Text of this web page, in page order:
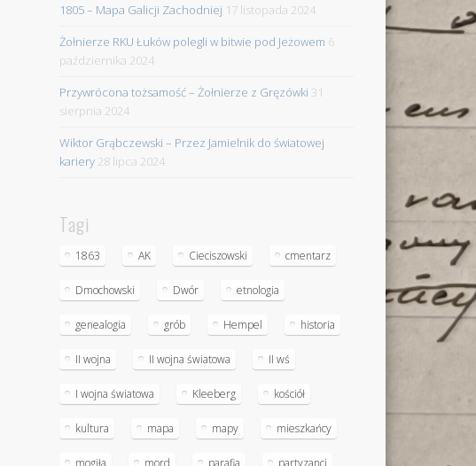
1805 – Mapa Galicji Zachodniej 17 listopada 2024
Żołnierze RKU Łuków polegli w bitwie pod Jeżowem 6
października 2024
Przywrócona tożsamość – Żołnierze z Gręzówki 31
sierpnia 2024
Wiktor Grąbczewski – Przez Jamielnik do światowej
kariery 28 lipca 2024
Tagi
1863 AK Cieciszowski cmentarz
Dmochowski Dwór etnologia
genealogia grób Hempel historia
II wojna II wojna światowa II wś
I wojna światowa Kleeberg kościół
kultura mapa mapy mieszkańcy
mogiła mord parafia partyzanci